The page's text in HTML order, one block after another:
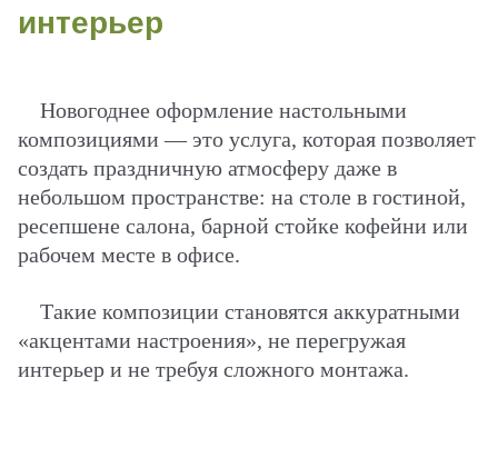
интерьер
Новогоднее оформление настольными
композициями — это услуга, которая позволяет
создать праздничную атмосферу даже в
небольшом пространстве: на столе в гостиной,
ресепшене салона, барной стойке кофейни или
рабочем месте в офисе.
Такие композиции становятся аккуратными
«акцентами настроения», не перегружая
интерьер и не требуя сложного монтажа.